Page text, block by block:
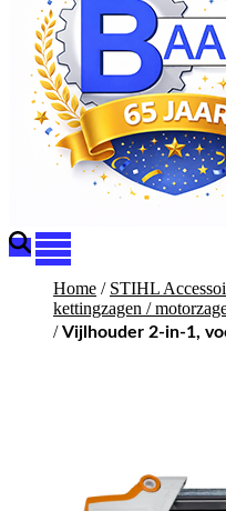
Home / STIHL
kettingzagen /
/Vijlhouder 2-in-1,